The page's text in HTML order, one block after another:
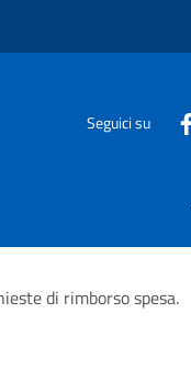
Seguici su
di rimborso spesa.